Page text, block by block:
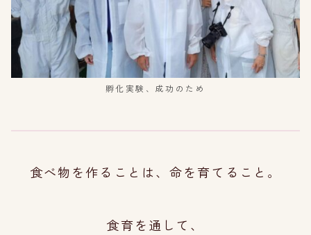
孵化実験、成功のため
食べ物を作ることは、命を育てること。
食育を通して、